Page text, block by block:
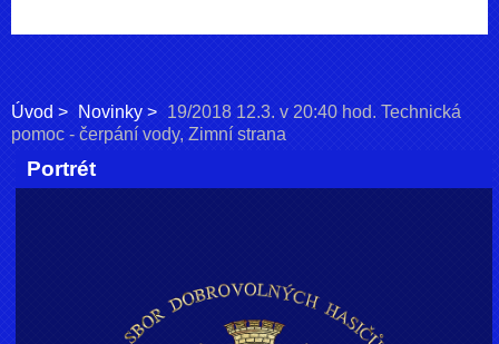
Úvod Novinky
19/2018 12.3. v 20:40 hod. Technická
pomoc - čerpání vody, Zimní strana
Portrét